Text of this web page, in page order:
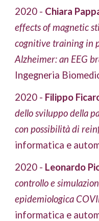
2020 - Chiara
effects of magnetic
cognitive training in
Alzheimer: an EEG
Ingegneria
2020 - Filippo
dello sviluppo della
con possibilità di
informatica e
2020 - Leonardo
controllo e
epidemiologica
informatica e